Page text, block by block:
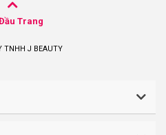
Trang
TNHH J BEAUTY